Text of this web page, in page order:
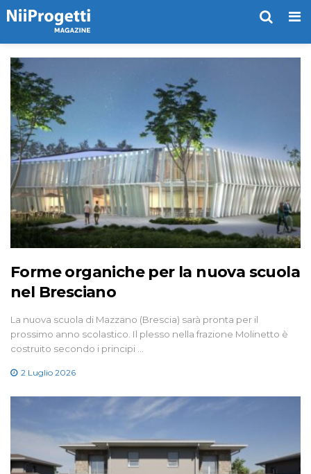
Forme organiche per la nuova scuola
nel Bresciano
La nuova scuola di Mazzano (Brescia) sarà pronta per il
prossimo anno scolastico. Il plesso nella frazione Molinetto è
costruito secondo i principi …
2 Luglio 2026